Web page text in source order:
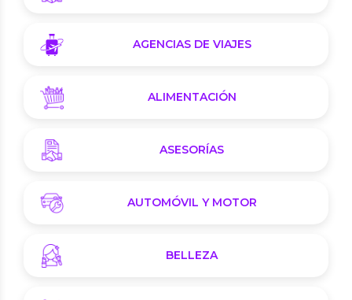
AGENCIAS DE VIAJES
ALIMENTACIÓN
ASESORÍAS
AUTOMÓVIL Y MOTOR
BELLEZA